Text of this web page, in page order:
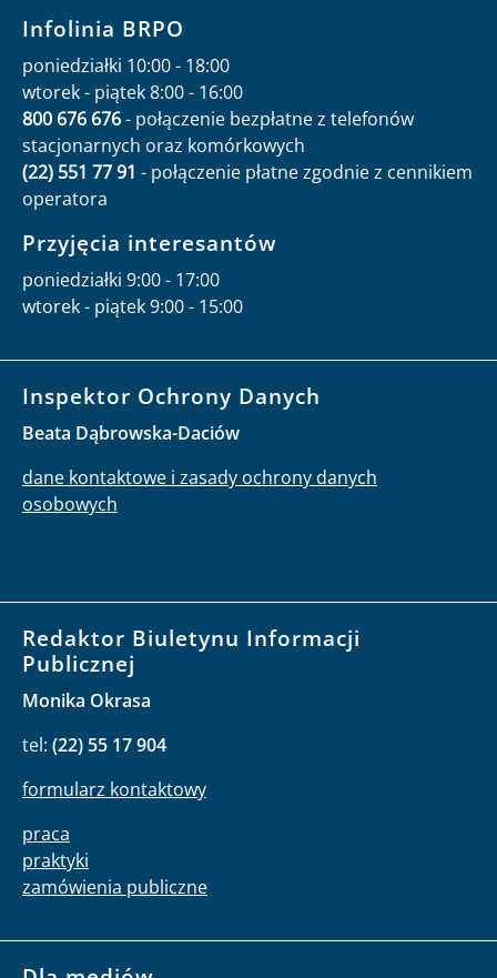
Infolinia BRPO
poniedziałki 10:00 - 18:00
wtorek - piątek 8:00 - 16:00
800 676 676- połączenie bezpłatne z telefonów
stacjonarnych oraz komórkowych
(22) 551 77 91 - połączenie płatne zgodnie z cennikiem
operatora
Przyjęcia interesantów
poniedziałki 9:00 - 17:00
wtorek - piątek 9:00 - 15:00
Inspektor Ochrony Danych
Beata Dąbrowska-Daciów
dane kontaktowe i zasady ochrony danych
osobowych
Redaktor Biuletynu Informacji
Publicznej
Monika Okrasa
tel: (22) 55 17 904
formularz kontaktowy
praca
praktyki
zamówienia publiczne